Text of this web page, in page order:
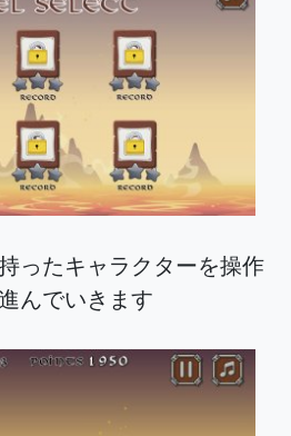
ったキャラクターを操作
んでいきます